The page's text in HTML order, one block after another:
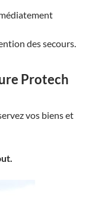
des secours.
Protech
vos biens et